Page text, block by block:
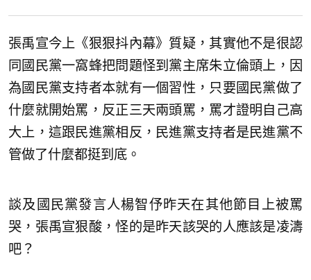
張禹宣今上《狠狠抖內幕》質疑，其實他不是很認
同國民黨一窩蜂把問題怪到黨主席朱立倫頭上，因
為國民黨支持者本就有一個習性，只要國民黨做了
什麼就開始罵，反正三天兩頭罵，罵才證明自己高
大上，這跟民進黨相反，民進黨支持者是民進黨不
管做了什麼都挺到底。
談及國民黨發言人楊智伃昨天在其他節目上被罵
哭，張禹宣狠酸，怪的是昨天該哭的人應該是凌濤
吧？